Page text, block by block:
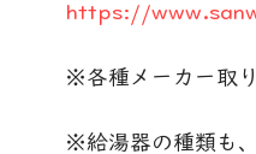
https://
※各種メーカー取
※給湯器の種類も